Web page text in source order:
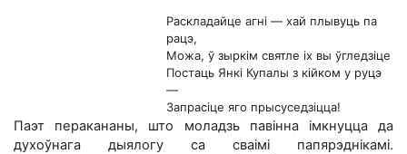
Раскладайце агні — хай плывуць па
рацэ,
Можа, ў зыркім святле іх вы ўгледзіце
Постаць Янкі Купалы з кійком у руцэ
—
Запрасіце яго прысуседзіцца!
Паэт перакананы, што моладзь павінна імкнуцца да
духоўнага дыялогу са сваімі папярэднікамі.